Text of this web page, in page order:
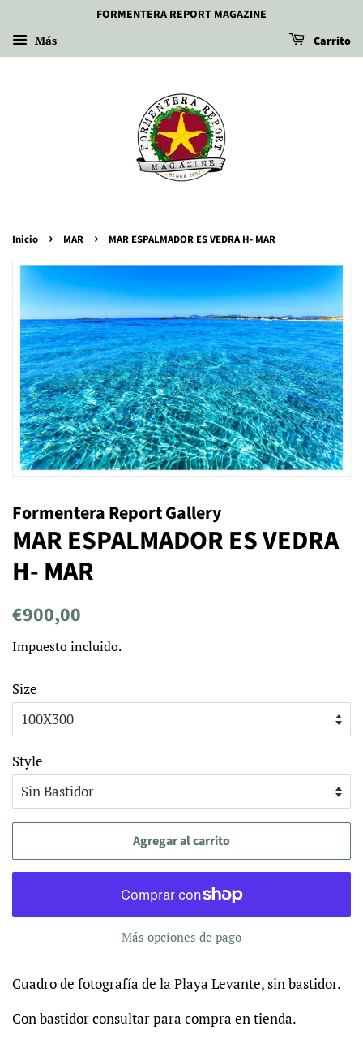
FORMENTERA REPORT MAGAZINE
Más Carrito
Inicio › MAR › MAR ESPALMADOR ES VEDRA H- MAR
Formentera Report Gallery
MAR ESPALMADOR ES VEDRA
H- MAR
Precio
€900,00
venta
Impuesto incluido.
Size
Style
Agregar al carrito
Más opciones de pago
Cuadro de fotografía de la Playa Levante, sin bastidor.
Con bastidor consultar para compra en tienda.